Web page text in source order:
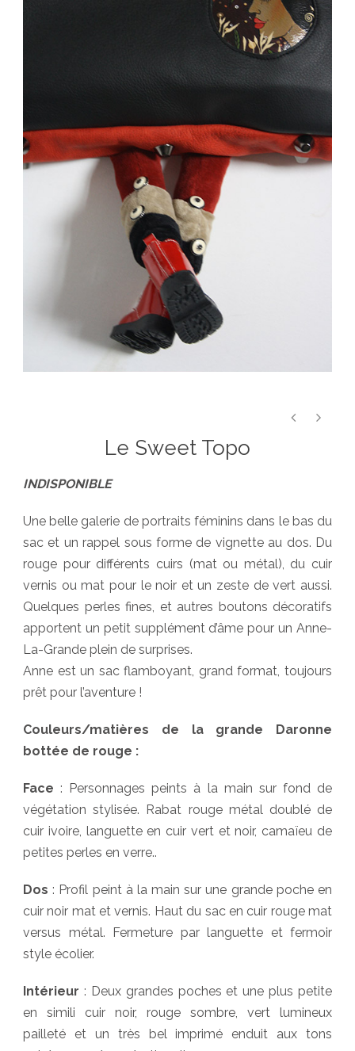
Le Sweet Topo
INDISPONIBLE
Une belle galerie de portraits féminins dans le bas du
sac et un rappel sous forme de vignette au dos. Du
rouge pour différents cuirs (mat ou métal), du cuir
vernis ou mat pour le noir et un zeste de vert aussi.
Quelques perles fines, et autres boutons décoratifs
apportent un petit supplément d’âme pour un Anne-
La-Grande plein de surprises.
Anne est un sac flamboyant, grand format, toujours
prêt pour l’aventure !
Couleurs/matières de la grande Daronne
bottée de rouge :
Face : Personnages peints à la main sur fond de
végétation stylisée. Rabat rouge métal doublé de
cuir ivoire, languette en cuir vert et noir, camaïeu de
petites perles en verre..
Dos : Profil peint à la main sur une grande poche en
cuir noir mat et vernis. Haut du sac en cuir rouge mat
versus métal. Fermeture par languette et fermoir
style écolier.
Intérieur : Deux grandes poches et une plus petite
en simili cuir noir, rouge sombre, vert lumineux
pailleté et un très bel imprimé enduit aux tons